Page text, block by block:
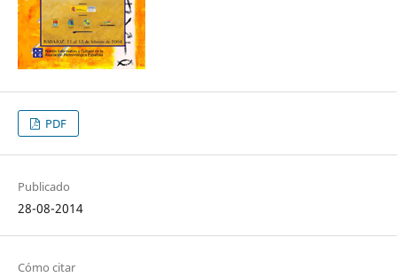
PDF
Publicado
28-08-2014
Cómo citar